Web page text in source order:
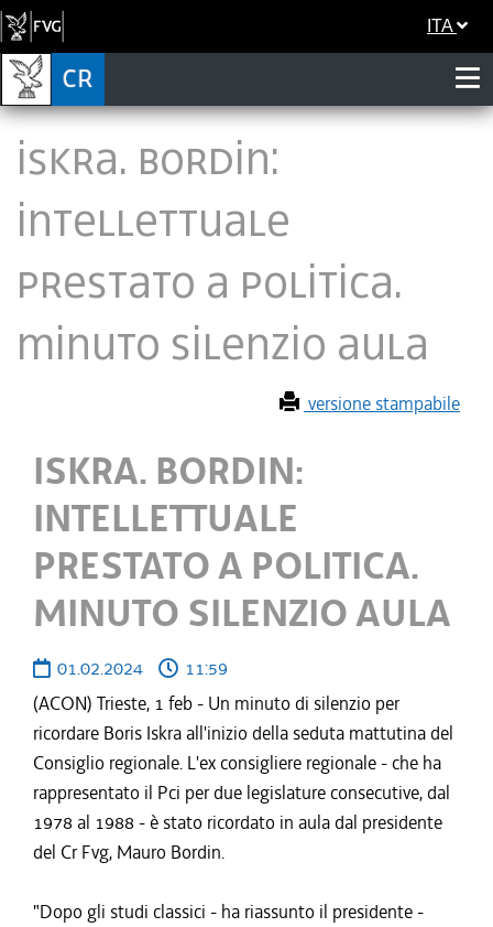
ITA
ISKRA. BORDIN:
INTELLETTUALE
PRESTATO A POLITICA.
MINUTO SILENZIO AULA
versione stampabile
ISKRA. BORDIN:
INTELLETTUALE
PRESTATO A POLITICA.
MINUTO SILENZIO AULA
01.02.2024
11:59
(ACON) Trieste, 1 feb - Un minuto di silenzio per
ricordare Boris Iskra all'inizio della seduta mattutina del
Consiglio regionale. L'ex consigliere regionale - che ha
rappresentato il Pci per due legislature consecutive, dal
1978 al 1988 - è stato ricordato in aula dal presidente
del Cr Fvg, Mauro Bordin.
"Dopo gli studi classici - ha riassunto il presidente -